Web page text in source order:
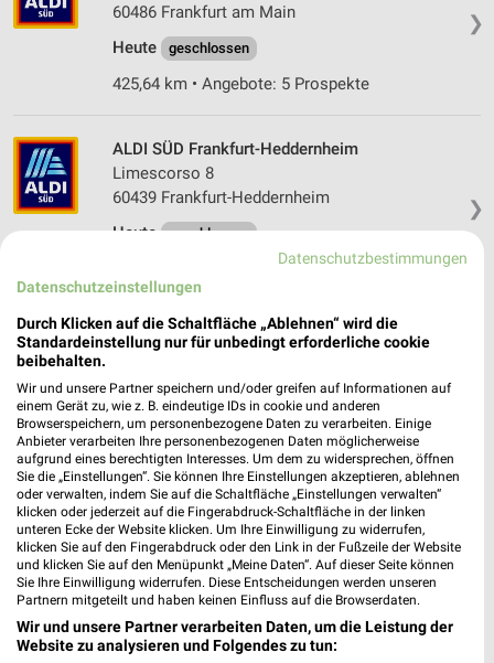
❯
60486 Frankfurt am Main
Heute
geschlossen
425,64 km • Angebote: 5 Prospekte
❯
ALDI SÜD Frankfurt-Heddernheim
Limescorso 8
60439 Frankfurt-Heddernheim
Heute geschlossen
422,71 km • Angebote: 5 Prospekte
ALDI SÜD Frankfurt-Griesheim
65933 Frankfurt-Griesheim
Heute geschlossen
429,59 km • Angebote: 5 Prospekte
ALDI SÜD Frankfurt-Rebstock
Schmidtstraße 12
60326 Frankfurt-Rebstock
Heute geschlossen
427,53 km • Angebote: 5 Prospekte
Datenschutzbestimmungen
Datenschutzeinstellungen
Durch Klicken auf die Schaltfläche „Ablehnen“ wird die
Standardeinstellung nur für unbedingt erforderliche cookie
beibehalten.
Wir und unsere Partner speichern und/oder greifen auf Informationen auf
einem Gerät zu, wie z. B. eindeutige IDs in cookie und anderen
Browserspeichern, um personenbezogene Daten zu verarbeiten. Einige
Anbieter verarbeiten Ihre personenbezogenen Daten möglicherweise
aufgrund eines berechtigten Interesses. Um dem zu widersprechen, öffnen
Sie die „Einstellungen“. Sie können Ihre Einstellungen akzeptieren, ablehnen
oder verwalten, indem Sie auf die Schaltfläche „Einstellungen verwalten“
klicken oder jederzeit auf die Fingerabdruck-Schaltfläche in der linken
unteren Ecke der Website klicken. Um Ihre Einwilligung zu widerrufen,
klicken Sie auf den Fingerabdruck oder den Link in der Fußzeile der Website
und klicken Sie auf den Menüpunkt „Meine Daten“. Auf dieser Seite können
Sie Ihre Einwilligung widerrufen. Diese Entscheidungen werden unseren
Partnern mitgeteilt und haben keinen Einfluss auf die Browserdaten.
Wir und unsere Partner verarbeiten Daten, um die Leistung der
Website zu analysieren und Folgendes zu tun: